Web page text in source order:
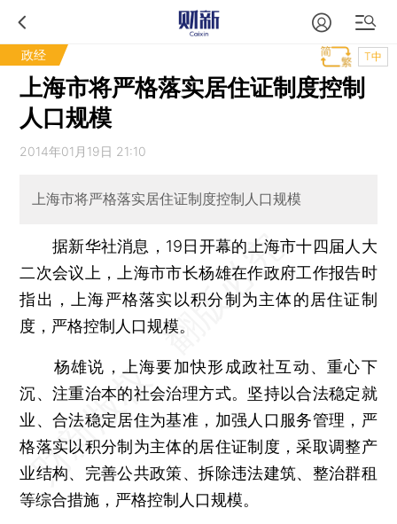
政经 T中
上海市将严格落实居住证制度控制
人口规模
2014年01月19日 21:10
上海市将严格落实居住证制度控制人口规模
据新华社消息，19日开幕的上海市十四届人大
二次会议上，上海市市长杨雄在作政府工作报告时
指出，上海严格落实以积分制为主体的居住证制
度，严格控制人口规模。
杨雄说，上海要加快形成政社互动、重心下
沉、注重治本的社会治理方式。坚持以合法稳定就
业、合法稳定居住为基准，加强人口服务管理，严
格落实以积分制为主体的居住证制度，采取调整产
业结构、完善公共政策、拆除违法建筑、整治群租
等综合措施，严格控制人口规模。